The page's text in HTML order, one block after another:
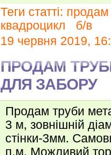
Теги статті: продам
квадроцикл
б/в
19 червня 2019,
ПРОДАМ
ДЛЯ ЗАБОРУ
Продам труби
3 м, зовнішній
стінки-3мм.
п.м. Можливий